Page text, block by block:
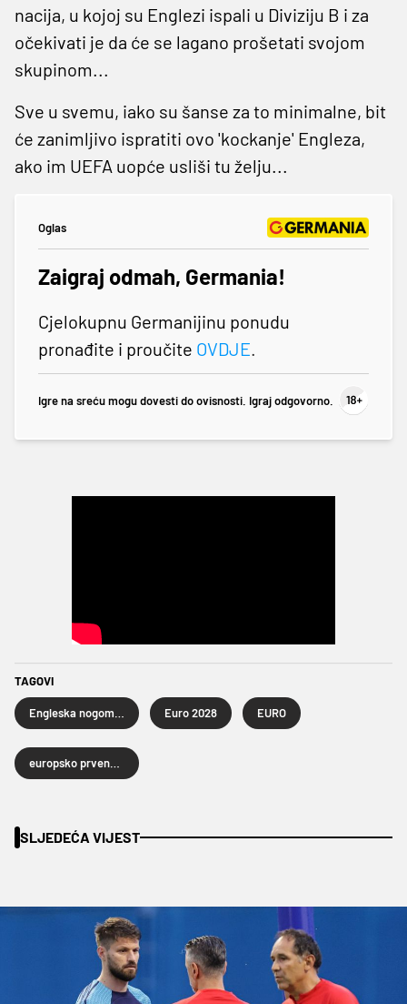
nacija, u kojoj su Englezi ispali u Diviziju B i za
očekivati je da će se lagano prošetati svojom
skupinom...
Sve u svemu, iako su šanse za to minimalne, bit
će zanimljivo ispratiti ovo 'kockanje' Engleza,
ako im UEFA uopće usliši tu želju...
Oglas
Zaigraj odmah, Germania!
Cjelokupnu Germanijinu ponudu
pronađite i proučite OVDJE.
Igre na sreću mogu dovesti do ovisnosti. Igraj odgovorno.
TAGOVI
Engleska nogometna reprezentacija Euro 2028 EURO
europsko prvenstvo u nogometu
SLJEDEĆA VIJEST